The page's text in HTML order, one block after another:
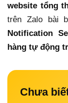
website tổng
trên Zalo bài
Notification
hàng tự động
Chưa